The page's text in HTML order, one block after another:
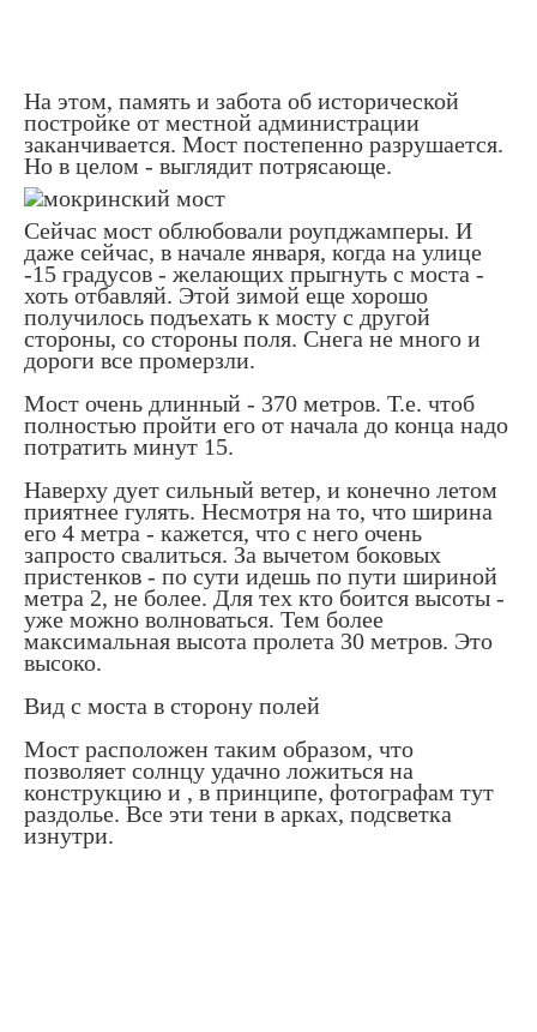
На этом, память и забота об исторической
постройке от местной администрации
заканчивается. Мост постепенно разрушается.
Но в целом - выглядит потрясающе.
Сейчас мост облюбовали роупджамперы. И
даже сейчас, в начале января, когда на улице
-15 градусов - желающих прыгнуть с моста -
хоть отбавляй. Этой зимой еще хорошо
получилось подъехать к мосту с другой
стороны, со стороны поля. Снега не много и
дороги все промерзли.
Мост очень длинный - 370 метров. Т.е. чтоб
полностью пройти его от начала до конца надо
потратить минут 15.
Наверху дует сильный ветер, и конечно летом
приятнее гулять. Несмотря на то, что ширина
его 4 метра - кажется, что с него очень
запросто свалиться. За вычетом боковых
пристенков - по сути идешь по пути шириной
метра 2, не более. Для тех кто боится высоты -
уже можно волноваться. Тем более
максимальная высота пролета 30 метров. Это
высоко.
Вид с моста в сторону полей
Мост расположен таким образом, что
позволяет солнцу удачно ложиться на
конструкцию и , в принципе, фотографам тут
раздолье. Все эти тени в арках, подсветка
изнутри.